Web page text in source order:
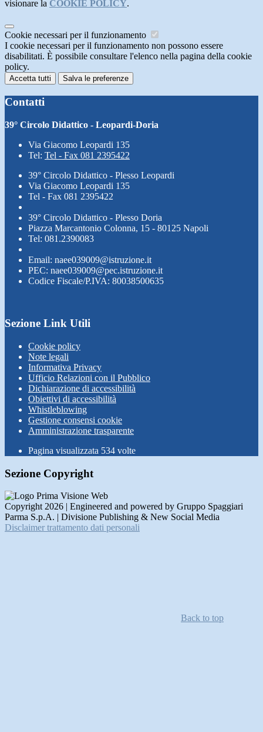
visionare la COOKIE POLICY.
Cookie necessari per il funzionamento
I cookie necessari per il funzionamento non possono essere
disabilitati. È possibile consultare l'elenco nella pagina della cookie
policy.
Accetta tutti Salva le preferenze
Contatti
39° Circolo Didattico - Leopardi-Doria
Via Giacomo Leopardi 135
Tel: Tel - Fax 081 2395422
39° Circolo Didattico - Plesso Leopardi
Via Giacomo Leopardi 135
Tel - Fax 081 2395422
39° Circolo Didattico - Plesso Doria
Piazza Marcantonio Colonna, 15 - 80125 Napoli
Tel: 081.2390083
Email: naee039009@istruzione.it
PEC: naee039009@pec.istruzione.it
Codice Fiscale/P.IVA: 80038500635
Sezione Link Utili
Cookie policy
Note legali
Informativa Privacy
Ufficio Relazioni con il Pubblico
Dichiarazione di accessibilità
Obiettivi di accessibilità
Whistleblowing
Gestione consensi cookie
Amministrazione trasparente
Pagina visualizzata 534 volte
Sezione Copyright
Copyright 2026 | Engineered and powered by Gruppo Spaggiari
Parma S.p.A. | Divisione Publishing & New Social Media
Disclaimer trattamento dati personali
Back to top